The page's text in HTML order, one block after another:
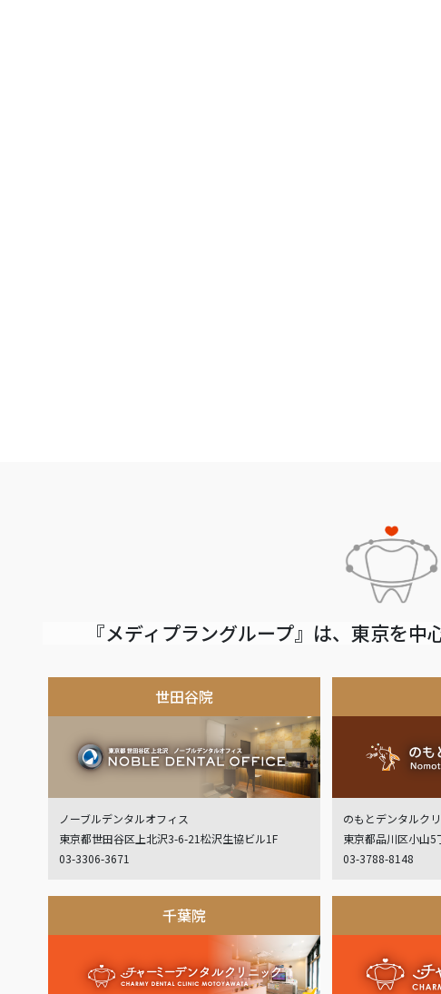
『メディプラングループ』は、東京を
世田谷院
ノーブルデンタルオフィス
東京都世田谷区上北沢3-6-21松沢生協ビル1F
03-3306-3671
のもとデンタルク
東京都品川区小山5
03-3788-8148
千葉院